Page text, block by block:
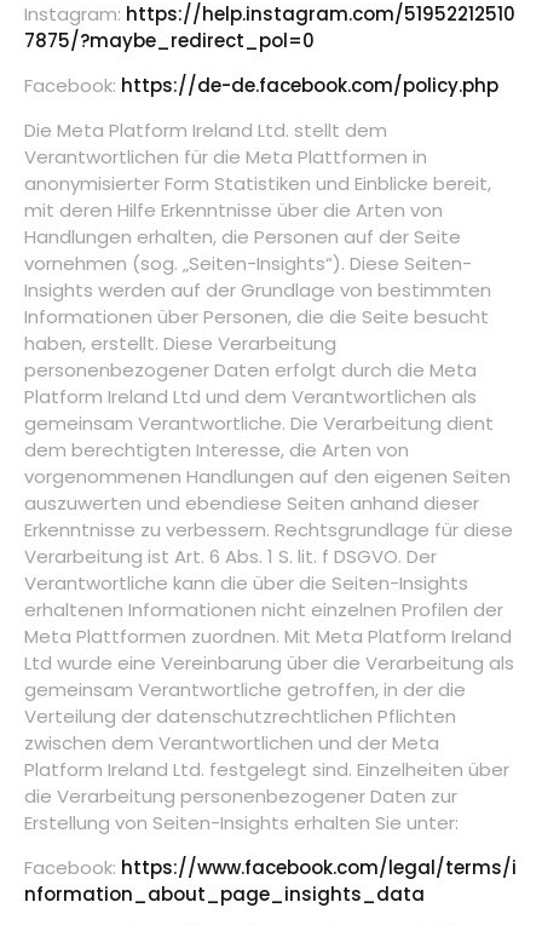
Instagram: https://help.instagram.com/51952212510
7875/?maybe_redirect_pol=0
Facebook: https://de-de.facebook.com/policy.php
Die Meta Platform Ireland Ltd. stellt dem
Verantwortlichen für die Meta Plattformen in
anonymisierter Form Statistiken und Einblicke bereit,
mit deren Hilfe Erkenntnisse über die Arten von
Handlungen erhalten, die Personen auf der Seite
vornehmen (sog. „Seiten-Insights“). Diese Seiten-
Insights werden auf der Grundlage von bestimmten
Informationen über Personen, die die Seite besucht
haben, erstellt. Diese Verarbeitung
personenbezogener Daten erfolgt durch die Meta
Platform Ireland Ltd und dem Verantwortlichen als
gemeinsam Verantwortliche. Die Verarbeitung dient
dem berechtigten Interesse, die Arten von
vorgenommenen Handlungen auf den eigenen Seiten
auszuwerten und ebendiese Seiten anhand dieser
Erkenntnisse zu verbessern. Rechtsgrundlage für diese
Verarbeitung ist Art. 6 Abs. 1 S. lit. f DSGVO. Der
Verantwortliche kann die über die Seiten-Insights
erhaltenen Informationen nicht einzelnen Profilen der
Meta Plattformen zuordnen. Mit Meta Platform Ireland
Ltd wurde eine Vereinbarung über die Verarbeitung als
gemeinsam Verantwortliche getroffen, in der die
Verteilung der datenschutzrechtlichen Pflichten
zwischen dem Verantwortlichen und der Meta
Platform Ireland Ltd. festgelegt sind. Einzelheiten über
die Verarbeitung personenbezogener Daten zur
Erstellung von Seiten-Insights erhalten Sie unter:
Facebook: https://www.facebook.com/legal/terms/i
nformation_about_page_insights_data